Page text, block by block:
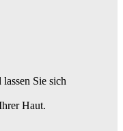
Sie sich
Haut.